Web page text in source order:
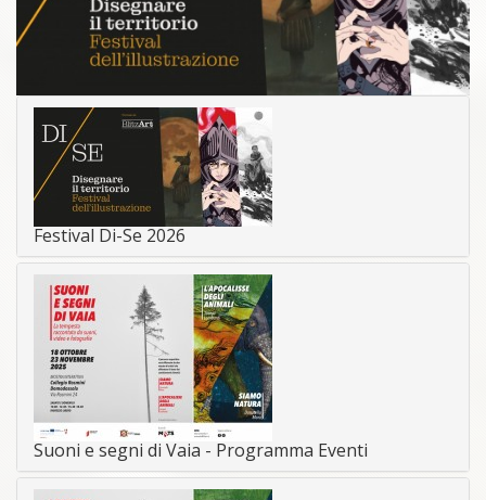
Festival Di-Se 2026
Suoni e segni di Vaia - Programma Eventi